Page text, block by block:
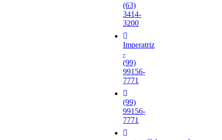
(63)
3414-
3200
Imperatriz
-
(99)
99156-
7771
(99)
99156-
7771